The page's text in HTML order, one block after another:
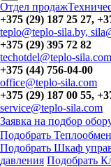
Отдел продаж
+375 (29) 187 25 27,
teplo@teplo-sila.by,
+375 (29) 395 72 82
techotdel@teplo-sila.com
+375 (44) 756-04-00
office@teplo-sila.com
+375 (29) 187 00 55,
service@teplo-sila.com
Заявка на подбор
Подобрать
Подобрать Шкаф
давления Подобрать